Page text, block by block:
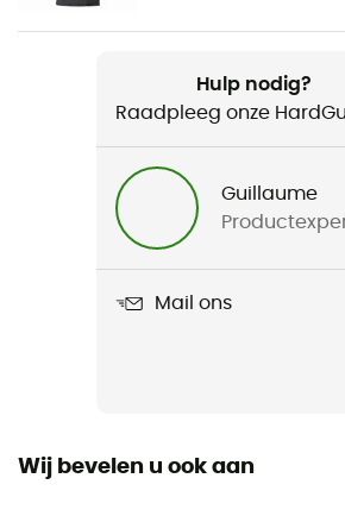
Gewicht
Trilogy Light Grid Hoodie W
Gebruikte Technologieën
Polartec® Power Grid
Label
Hulp nodig?
Raadpleeg onze
Guillaume
Mail ons
Wij bevelen u ook aan